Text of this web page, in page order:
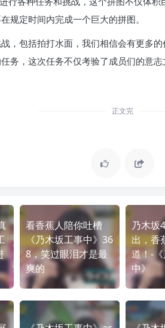
规定时间内完成一个巨大的拼图。
，包括拍打水面，我们相信会有更多
务，这次任务不仅考验了成员们的意
正文完
看香蕉人陪你吐槽
《乃木坂工事中》36
8，笑过眼泪才是最
爽的
乃木坂
出，香
道！-
中》